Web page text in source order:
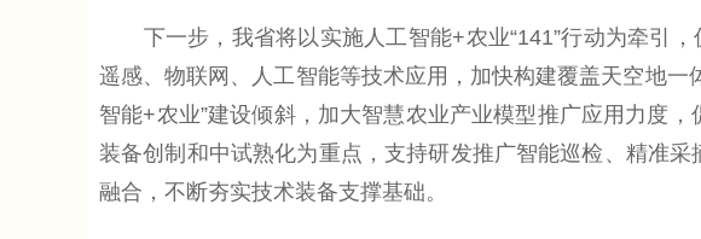
下一步，我省将以实施人工智能+农业“141”行动为牵引，
遥感、物联网、人工智能等技术应用，加快构建覆盖天空地
智能+农业”建设倾斜，加大智慧农业产业模型推广应用力度
装备创制和中试熟化为重点，支持研发推广智能巡检、精准
融合，不断夯实技术装备支撑基础。